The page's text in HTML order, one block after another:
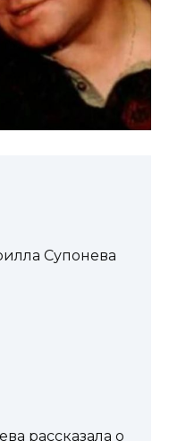
Супонева
рассказала о